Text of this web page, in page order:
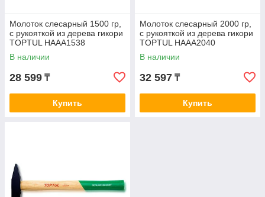
Молоток слесарный 1500 гр,
с рукояткой из дерева гикори
TOPTUL HAAA1538
В наличии
28 599 ₸
Купить
Молоток слесарный 2000 гр,
с рукояткой из дерева гикори
TOPTUL HAAA2040
В наличии
32 597 ₸
Купить